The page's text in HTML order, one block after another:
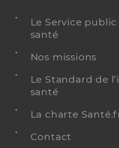
Le Service
santé
Nos missions
Le Standard de
santé
La charte
Contact